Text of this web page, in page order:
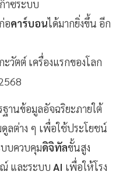
าซระบบ
อคาร์บอนได้มากยิ่งขึ้น อีก
วัตต์ เครื่องแรกของโลก
านข้อมูลอัจฉริยะภายใต้
ลต่าง ๆ เพื่อใช้ประโยชน์
บบควบคุมดิจิทัลขั้นสูง
ณ์ และระบบ AI เพื่อให้โรง